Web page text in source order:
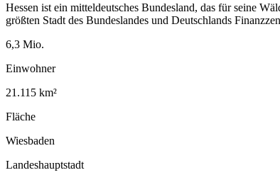
Hessen ist ein mitteldeutsches Bundesland, das für seine
größten Stadt des Bundeslandes und Deutschlands
6,3 Mio.
Einwohner
21.115 km²
Fläche
Wiesbaden
Landeshauptstadt